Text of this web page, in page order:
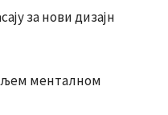
за нови дизајн
менталном